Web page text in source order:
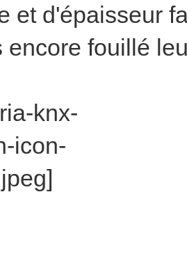
et d'épaisseur
encore fouillé